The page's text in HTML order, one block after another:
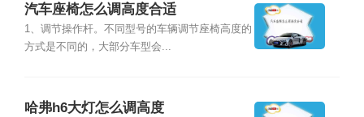
汽车座椅怎么调高度合适
1、调节操作杆。不同型号的车辆调节座椅高度的
方式是不同的，大部分车型会...
哈弗h6大灯怎么调高度